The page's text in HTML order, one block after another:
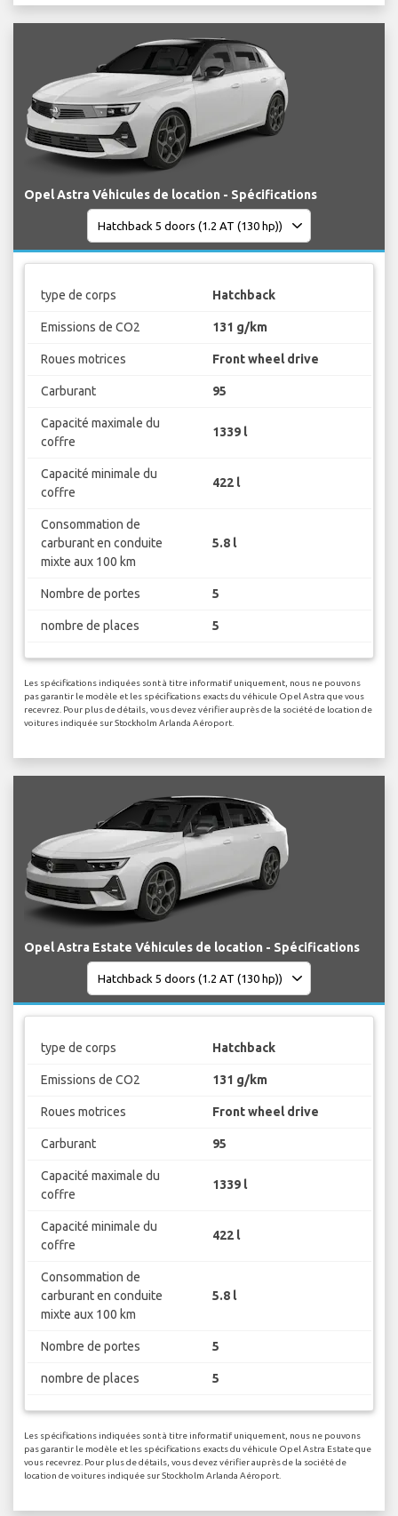
Opel Astra Véhicules de location - Spécifications
type de corps Hatchback
Emissions de CO2 131 g/km
Roues motrices Front wheel drive
Carburant 95
Capacité maximale du
coffre
1339 l
Capacité minimale du
coffre
422 l
Consommation de
carburant en conduite
mixte aux 100 km
5.8 l
Nombre de portes 5
nombre de places 5
Les spécifications indiquées sont à titre informatif uniquement, nous ne pouvons
pas garantir le modèle et les spécifications exacts du véhicule Opel Astra que vous
recevrez. Pour plus de détails, vous devez vérifier auprès de la société de location de
voitures indiquée sur Stockholm Arlanda Aéroport.
Opel Astra Estate Véhicules de location - Spécifications
type de corps Hatchback
Emissions de CO2 131 g/km
Roues motrices Front wheel drive
Carburant 95
Capacité maximale du
coffre
1339 l
Capacité minimale du
coffre
422 l
Consommation de
carburant en conduite
mixte aux 100 km
5.8 l
Nombre de portes 5
nombre de places 5
Les spécifications indiquées sont à titre informatif uniquement, nous ne pouvons
pas garantir le modèle et les spécifications exacts du véhicule Opel Astra Estate que
vous recevrez. Pour plus de détails, vous devez vérifier auprès de la société de
location de voitures indiquée sur Stockholm Arlanda Aéroport.